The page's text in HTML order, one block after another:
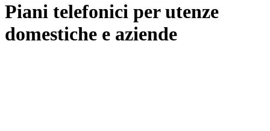
Piani telefonici per utenze
domestiche e aziende